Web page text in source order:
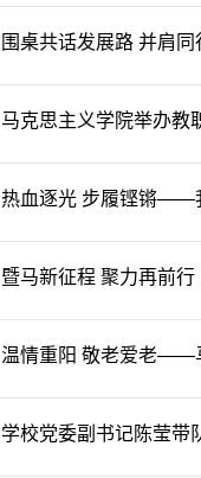
围桌共话发展路 并肩
马克思主义学院举办教
热血逐光 步履铿锵——
暨马新征程 聚力再前
温情重阳 敬老爱老——
学校党委副书记陈莹带